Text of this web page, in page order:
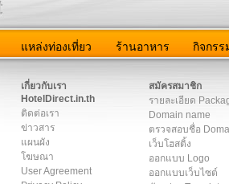
แหล่งท่องเที่ยว ร้านอาหาร กิจกรร
เกี่ยวกับเรา
HotelDirect.in.th
ติดต่อเรา
ข่าวสาร
แผนผัง
โฆษณา
User Agreement
สมัครสมาชิก
รายละเอียด
Domain name
ตรวจสอบชื่อ
เว็บโฮสติ้ง
ออกแบบ Logo
ออกแบบเว็บไซต์